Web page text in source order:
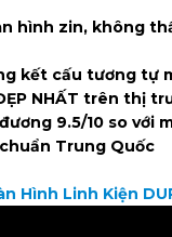
hình zin, không
kết cấu tương tự
ĐẸP NHẤT trên thị
9.5/10 so với
chuẩn Trung Quốc
Hình Linh Kiện